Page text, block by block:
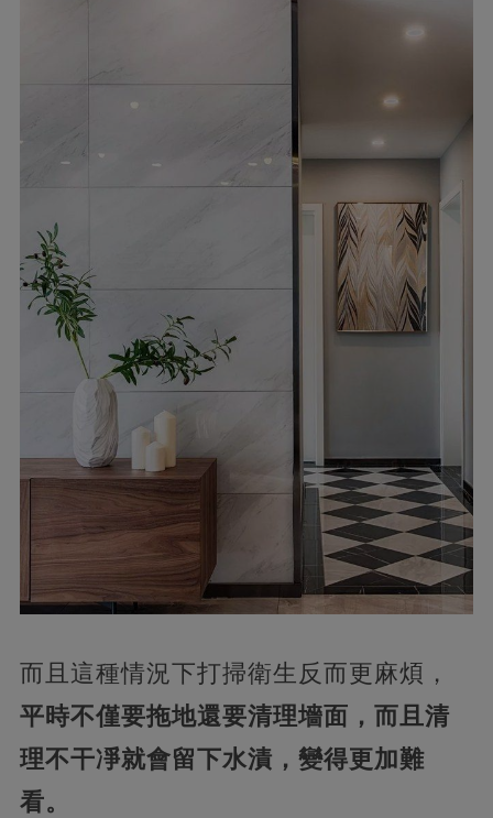
而且這種情況下打掃衛生反而更麻煩，
平時不僅要拖地還要清理墻面，而且清
理不干凈就會留下水漬，變得更加難
看。